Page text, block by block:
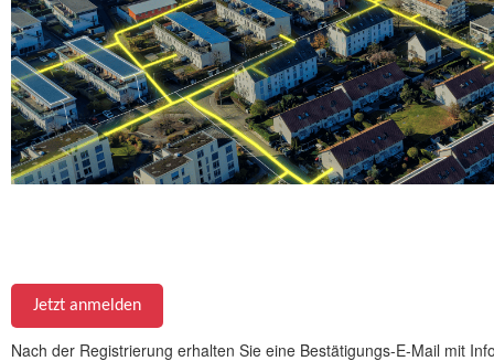
Jetzt anmelden
Nach der Registrierung erhalten Sie eine Bestätigungs-E-Mail mit